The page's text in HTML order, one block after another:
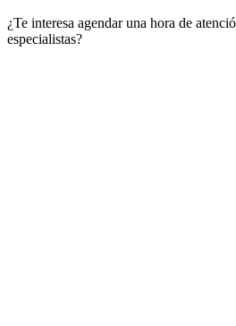
¿Te interesa agendar una hora de
especialistas?